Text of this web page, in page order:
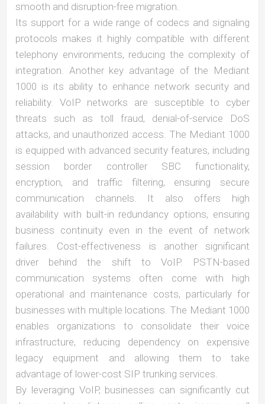
smooth and disruption-free migration.
Its support for a wide range of codecs and signaling
protocols makes it highly compatible with different
telephony environments, reducing the complexity of
integration. Another key advantage of the Mediant
1000 is its ability to enhance network security and
reliability. VoIP networks are susceptible to cyber
threats such as toll fraud, denial-of-service DoS
attacks, and unauthorized access. The Mediant 1000
is equipped with advanced security features, including
session border controller SBC functionality,
encryption, and traffic filtering, ensuring secure
communication channels. It also offers high
availability with built-in redundancy options, ensuring
business continuity even in the event of network
failures. Cost-effectiveness is another significant
driver behind the shift to VoIP. PSTN-based
communication systems often come with high
operational and maintenance costs, particularly for
businesses with multiple locations. The Mediant 1000
enables organizations to consolidate their voice
infrastructure, reducing dependency on expensive
legacy equipment and allowing them to take
advantage of lower-cost SIP trunking services.
By leveraging VoIP, businesses can significantly cut